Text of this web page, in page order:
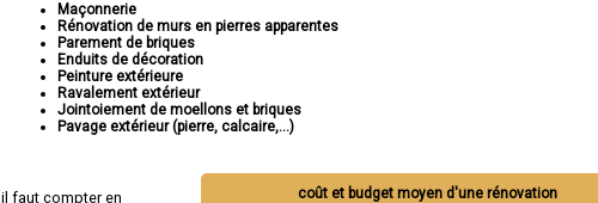
Maçonnerie
Rénovation de murs en pierres apparentes
Parement de briques
Enduits de décoration
Peinture extérieure
Ravalement extérieur
Jointoiement de moellons et briques
Pavage extérieur (pierre, calcaire,...)
coût et budget moyen d'une rénovation
, il faut compter en